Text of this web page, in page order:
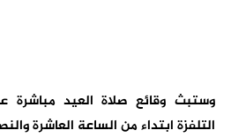
وستبث وقائع صلاة العيد مباشرة
التلفزة ابتداء من الساعة العاشرة